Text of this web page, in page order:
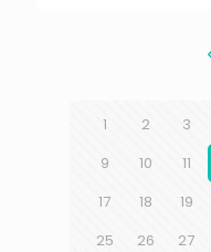
1 2 3
9
10 11
17
18 19
25
26 27